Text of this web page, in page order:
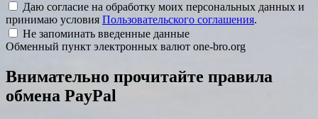
Даю согласие на обработку моих персональных данных и
принимаю условия Пользовательского соглашения.
Не запоминать введенные данные
Обменный пункт электронных валют one-bro.org
Внимательно прочитайте правила
обмена PayPal